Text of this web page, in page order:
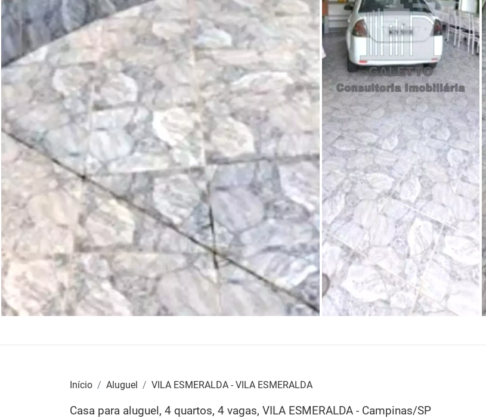
Início Aluguel VILA ESMERALDA - VILA ESMERALDA
Casa para aluguel, 4 quartos, 4 vagas, VILA ESMERALDA - Campinas/SP